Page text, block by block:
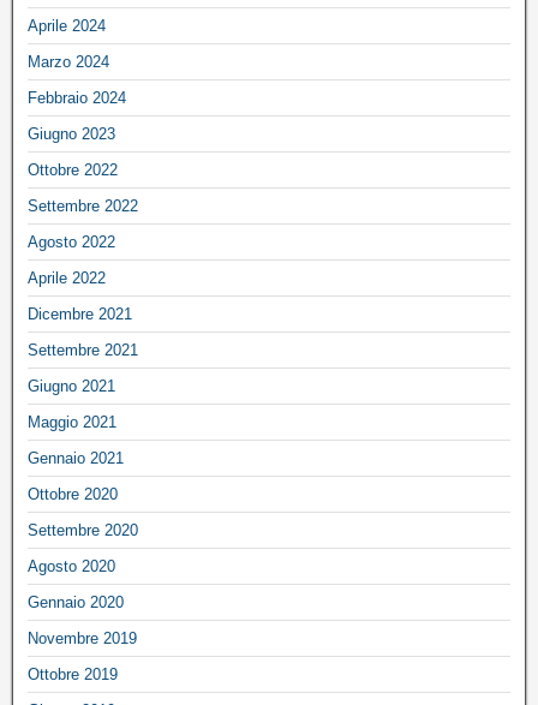
Aprile 2024
Marzo 2024
Febbraio 2024
Giugno 2023
Ottobre 2022
Settembre 2022
Agosto 2022
Aprile 2022
Dicembre 2021
Settembre 2021
Giugno 2021
Maggio 2021
Gennaio 2021
Ottobre 2020
Settembre 2020
Agosto 2020
Gennaio 2020
Novembre 2019
Ottobre 2019